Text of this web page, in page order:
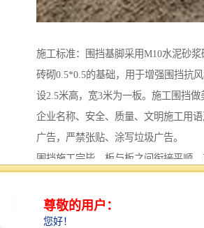
施工标准：围挡基脚采用M10水泥砂
砖砌0.5*0.5的基础，用于增强围挡抗
设2.5米高，宽3米为一板。施工围挡
企业名称、安全、质量、文明施工用
广告，严禁张贴、涂写垃圾广告。
围挡施工完毕，板与板之间衔接平顺
工。围挡沿线设置红灯或者隔段用安全
警示。